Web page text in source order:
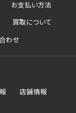
お支払い方法
買取について
わせ
店舗情報